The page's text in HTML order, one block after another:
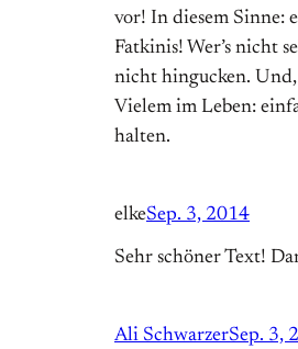
vor! In diesem Sinne:
Fatkinis! Wer’s nicht
nicht hingucken. Und,
Vielem im Leben:
halten.
elkeSep. 3, 2014
Sehr schöner Text!
Ali SchwarzerSep. 3,